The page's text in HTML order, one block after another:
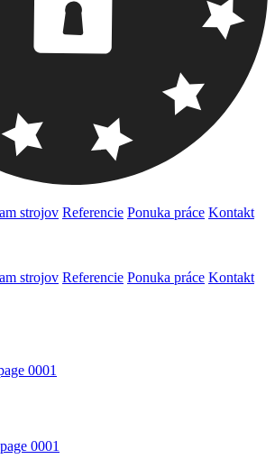
strojov Referencie Ponuka práce Kontakt
strojov Referencie Ponuka práce Kontakt